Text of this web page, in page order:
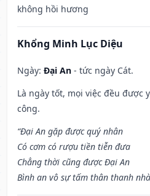
không hồi hương
Khổng Minh Lục Diệu
Ngày: Đại An - tức ngày Cát.
Là ngày tốt, mọi việc đều được
công.
“Đại An gặp được quý nhân
Có cơm có rượu tiền tiễn đưa
Chẳng thời cũng được Đại An
Bình an vô sự tấm thân thanh